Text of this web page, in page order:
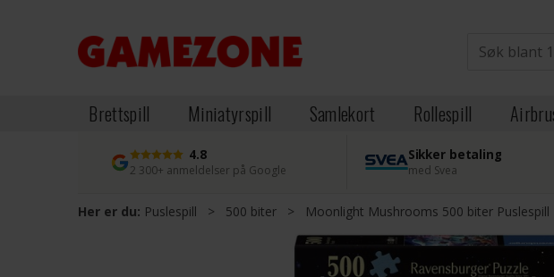
Brettspill Miniatyrspill Samlekort Rollespill
4.8
2 300+ anmeldelser på Google
Sikker betaling
med Svea
Her er du: Puslespill > 500 biter > Moonlight Mushrooms 500 biter Puslespill